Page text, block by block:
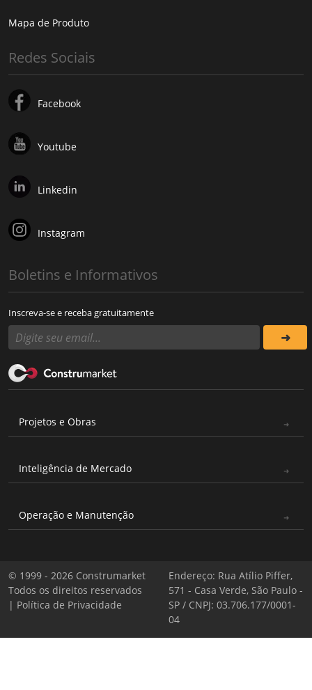
Mapa de Produto
Redes Sociais
Facebook
Youtube
Linkedin
Instagram
Boletins e Informativos
Inscreva-se e receba gratuitamente
Projetos e Obras
Inteligência de Mercado
Operação e Manutenção
© 1999 - 2026 Construmarket
Todos os direitos reservados
| Política de Privacidade
Endereço: Rua Atílio Piffer,
571 - Casa Verde, São Paulo -
SP / CNPJ: 03.706.177/0001-
04